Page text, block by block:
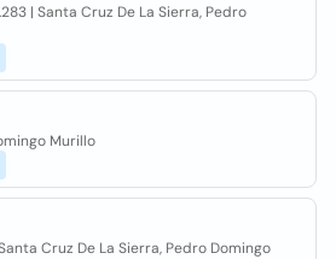
| Santa Cruz De La Sierra, Pedro
Murillo
Cruz De La Sierra, Pedro Domingo